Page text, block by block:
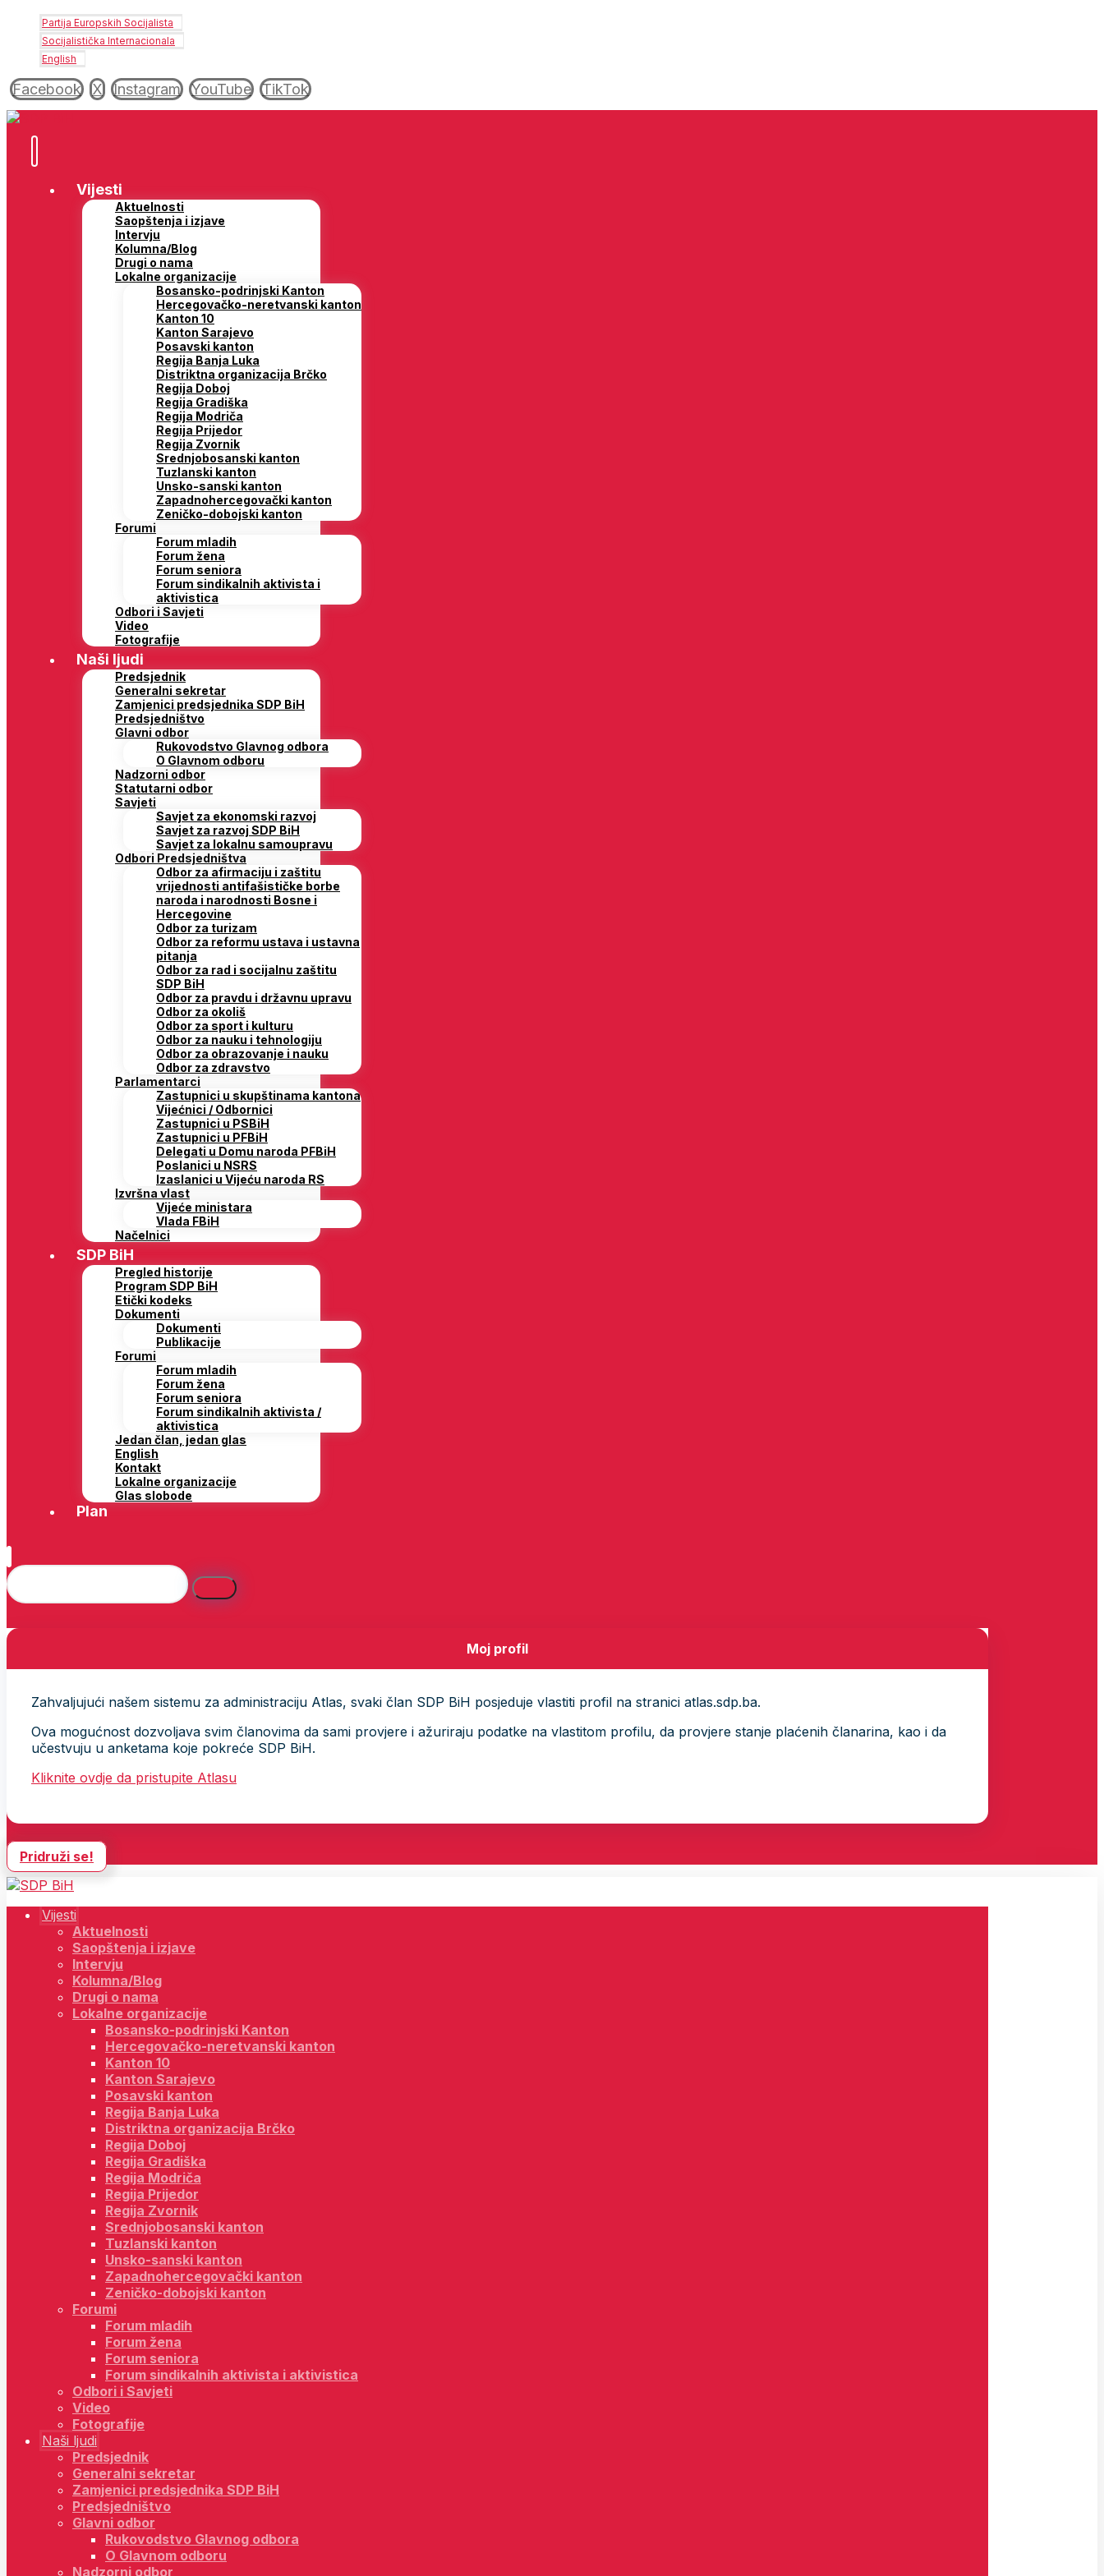
Partija Europskih Socijalista
Socijalistička Internacionala
English
Facebook X Instagram YouTube TikTok
Vijesti
Aktuelnosti
Saopštenja i izjave
Intervju
Kolumna/Blog
Drugi o nama
Lokalne organizacije
Bosansko-podrinjski Kanton
Hercegovačko-neretvanski kanton
Kanton 10
Kanton Sarajevo
Posavski kanton
Regija Banja Luka
Distriktna organizacija Brčko
Regija Doboj
Regija Gradiška
Regija Modriča
Regija Prijedor
Regija Zvornik
Srednjobosanski kanton
Tuzlanski kanton
Unsko-sanski kanton
Zapadnohercegovački kanton
Zeničko-dobojski kanton
Forumi
Forum mladih
Forum žena
Forum seniora
Forum sindikalnih aktivista i
aktivistica
Odbori i Savjeti
Video
Fotografije
Naši ljudi
Predsjednik
Generalni sekretar
Zamjenici predsjednika SDP BiH
Predsjedništvo
Glavni odbor
Rukovodstvo Glavnog odbora
O Glavnom odboru
Nadzorni odbor
Statutarni odbor
Savjeti
Savjet za ekonomski razvoj
Savjet za razvoj SDP BiH
Savjet za lokalnu samoupravu
Odbori Predsjedništva
Odbor za afirmaciju i zaštitu
vrijednosti antifašističke borbe
naroda i narodnosti Bosne i
Hercegovine
Odbor za turizam
Odbor za reformu ustava i ustavna
pitanja
Odbor za rad i socijalnu zaštitu
SDP BiH
Odbor za pravdu i državnu upravu
Odbor za okoliš
Odbor za sport i kulturu
Odbor za nauku i tehnologiju
Odbor za obrazovanje i nauku
Odbor za zdravstvo
Parlamentarci
Zastupnici u skupštinama kantona
Vijećnici / Odbornici
Zastupnici u PSBiH
Zastupnici u PFBiH
Delegati u Domu naroda PFBiH
Poslanici u NSRS
Izaslanici u Vijeću naroda RS
Izvršna vlast
Vijeće ministara
Vlada FBiH
Načelnici
SDP BiH
Pregled historije
Program SDP BiH
Etički kodeks
Dokumenti
Dokumenti
Publikacije
Forumi
Forum mladih
Forum žena
Forum seniora
Forum sindikalnih aktivista /
aktivistica
Jedan član, jedan glas
English
Kontakt
Lokalne organizacije
Glas slobode
Plan
Moj profil
Zahvaljujući našem sistemu za administraciju Atlas, svaki član SDP BiH posjeduje vlastiti profil na stranici atlas.sdp.ba.
Ova mogućnost dozvoljava svim članovima da sami provjere i ažuriraju podatke na vlastitom profilu, da provjere stanje plaćenih članarina, kao i da
učestvuju u anketama koje pokreće SDP BiH.
Kliknite ovdje da pristupite Atlasu
Pridruži se!
Vijesti
Aktuelnosti
Saopštenja i izjave
Intervju
Kolumna/Blog
Drugi o nama
Lokalne organizacije
Bosansko-podrinjski Kanton
Hercegovačko-neretvanski kanton
Kanton 10
Kanton Sarajevo
Posavski kanton
Regija Banja Luka
Distriktna organizacija Brčko
Regija Doboj
Regija Gradiška
Regija Modriča
Regija Prijedor
Regija Zvornik
Srednjobosanski kanton
Tuzlanski kanton
Unsko-sanski kanton
Zapadnohercegovački kanton
Zeničko-dobojski kanton
Forumi
Forum mladih
Forum žena
Forum seniora
Forum sindikalnih aktivista i aktivistica
Odbori i Savjeti
Video
Fotografije
Naši ljudi
Predsjednik
Generalni sekretar
Zamjenici predsjednika SDP BiH
Predsjedništvo
Glavni odbor
Rukovodstvo Glavnog odbora
O Glavnom odboru
Nadzorni odbor